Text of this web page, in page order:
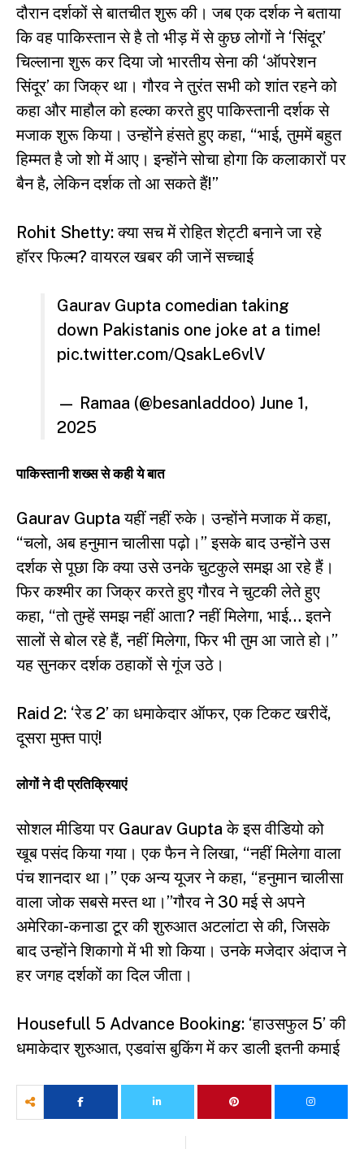
दौरान दर्शकों से बातचीत शुरू की। जब एक दर्शक ने बताया
कि वह पाकिस्तान से है तो भीड़ में से कुछ लोगों ने ‘सिंदूर’
चिल्लाना शुरू कर दिया जो भारतीय सेना की ‘ऑपरेशन
सिंदूर’ का जिक्र था। गौरव ने तुरंत सभी को शांत रहने को
कहा और माहौल को हल्का करते हुए पाकिस्तानी दर्शक से
मजाक शुरू किया। उन्होंने हंसते हुए कहा, “भाई, तुममें बहुत
हिम्मत है जो शो में आए। इन्होंने सोचा होगा कि कलाकारों पर
बैन है, लेकिन दर्शक तो आ सकते हैं!”
Rohit Shetty: क्या सच में रोहित शेट्टी बनाने जा रहे
हॉरर फिल्म? वायरल खबर की जानें सच्चाई
Gaurav Gupta comedian taking
down Pakistanis one joke at a time!
pic.twitter.com/QsakLe6vlV
— Ramaa (@besanladdoo) June 1,
2025
पाकिस्तानी शख्स से कही ये बात
Gaurav Gupta यहीं नहीं रुके। उन्होंने मजाक में कहा,
“चलो, अब हनुमान चालीसा पढ़ो।” इसके बाद उन्होंने उस
दर्शक से पूछा कि क्या उसे उनके चुटकुले समझ आ रहे हैं।
फिर कश्मीर का जिक्र करते हुए गौरव ने चुटकी लेते हुए
कहा, “तो तुम्हें समझ नहीं आता? नहीं मिलेगा, भाई… इतने
सालों से बोल रहे हैं, नहीं मिलेगा, फिर भी तुम आ जाते हो।”
यह सुनकर दर्शक ठहाकों से गूंज उठे।
Raid 2: ‘रेड 2’ का धमाकेदार ऑफर, एक टिकट खरीदें,
दूसरा मुफ्त पाएं!
लोगों ने दी प्रतिक्रियाएं
सोशल मीडिया पर Gaurav Gupta के इस वीडियो को
खूब पसंद किया गया। एक फैन ने लिखा, “नहीं मिलेगा वाला
पंच शानदार था।” एक अन्य यूजर ने कहा, “हनुमान चालीसा
वाला जोक सबसे मस्त था।”गौरव ने 30 मई से अपने
अमेरिका-कनाडा टूर की शुरुआत अटलांटा से की, जिसके
बाद उन्होंने शिकागो में भी शो किया। उनके मजेदार अंदाज ने
हर जगह दर्शकों का दिल जीता।
Housefull 5 Advance Booking: ‘हाउसफुल 5’ की
धमाकेदार शुरुआत, एडवांस बुकिंग में कर डाली इतनी कमाई